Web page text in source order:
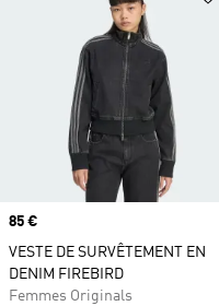
Prix
85 €
VESTE DE SURVÊTEMENT EN
DENIM FIREBIRD
Femmes Originals